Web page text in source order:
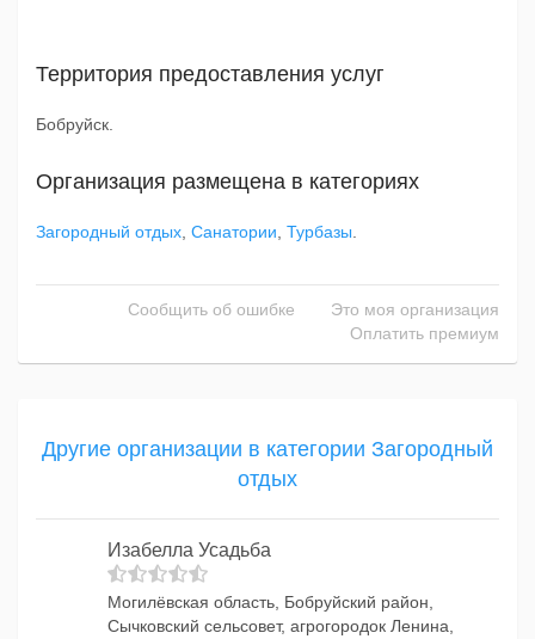
Территория предоставления услуг
Бобруйск.
Организация размещена в категориях
Загородный отдых Санатории Турбазы
Сообщить об ошибке
Это моя организация
Оплатить премиум
Другие организации в категории Загородный
отдых
Изабелла Усадьба
Могилёвская область, Бобруйский район,
Сычковский сельсовет, агрогородок Ленина,